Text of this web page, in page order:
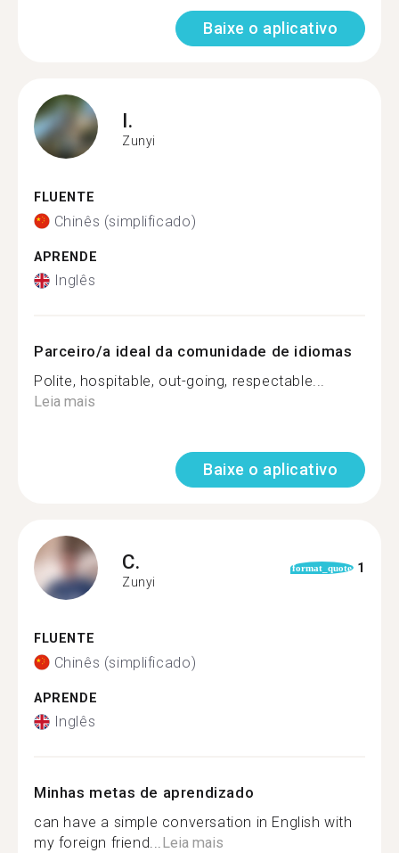
Baixe o aplicativo
I.
Zunyi
FLUENTE
Chinês (simplificado)
APRENDE
Inglês
Parceiro/a ideal da comunidade de idiomas
Polite, hospitable, out-going, respectable...
Leia mais
Baixe o aplicativo
C.
Zunyi
format_quote 1
FLUENTE
Chinês (simplificado)
APRENDE
Inglês
Minhas metas de aprendizado
can have a simple conversation in English with
my foreign friend...Leia mais